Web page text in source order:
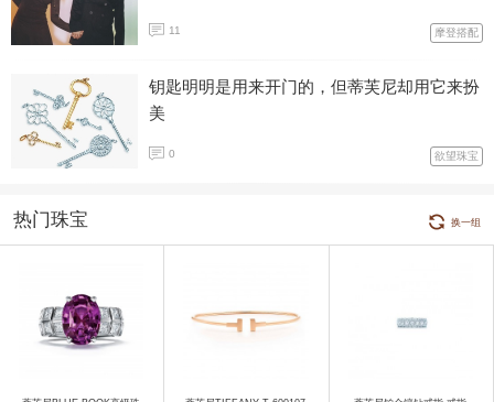
11 摩登搭配
钥匙明明是用来开门的，但蒂芙尼却用它来扮
美
0 欲望珠宝
热门珠宝 换一组